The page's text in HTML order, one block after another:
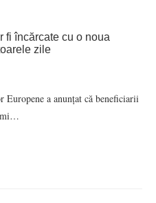
fi încărcate cu o noua
zile
a anunțat că beneficiarii